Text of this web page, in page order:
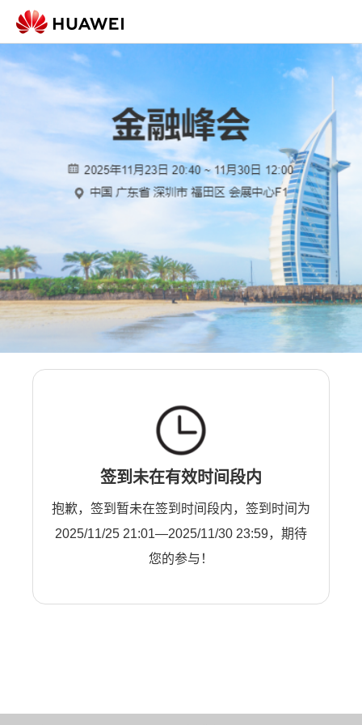
签到未在有效时间段内
抱歉，签到暂未在签到时间段内，签到时间为
2025/11/25 21:01—2025/11/30 23:59，期待
您的参与！